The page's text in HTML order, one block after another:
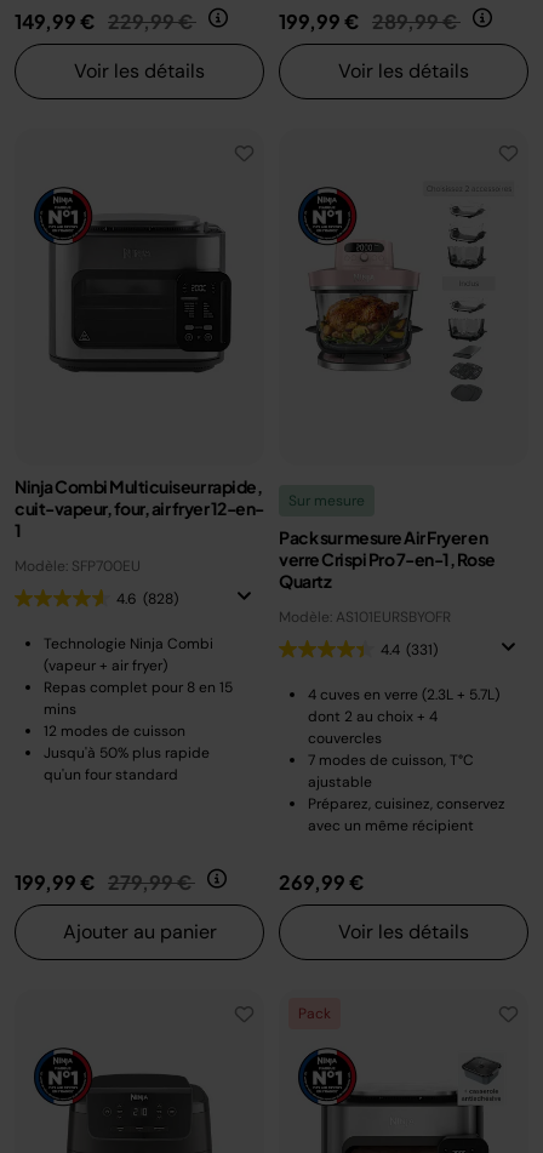
149,99 € Prix réduit de
229,99 € au
Voir les détails
199,99 € Prix réduit de
289,99 € au
Voir les détails
Ninja Combi Multicuiseur rapide,
cuit-vapeur, four, air fryer 12-en-
1
Modèle: SFP700EU
4.6 (828)
Technologie Ninja Combi
(vapeur + air fryer)
Repas complet pour 8 en 15
mins
12 modes de cuisson
Jusqu'à 50% plus rapide
qu'un four standard
199,99 € Prix réduit de
279,99 € au
Ajouter au panier
Sur mesure
Pack sur mesure Air Fryer en
verre Crispi Pro 7-en-1, Rose
Quartz
Modèle: AS101EURSBYOFR
4.4 (331)
4 cuves en verre (2.3L + 5.7L)
dont 2 au choix + 4
couvercles
7 modes de cuisson, T°C
ajustable
Préparez, cuisinez, conservez
avec un même récipient
269,99 €
Voir les détails
Pack